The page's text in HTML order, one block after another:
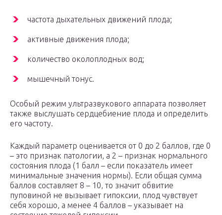
частота дыхательных движений плода;
активные движения плода;
количество околоплодных вод;
мышечный тонус.
Особый режим ультразвукового аппарата позволяет
также выслушать сердцебиение плода и определить
его частоту.
Каждый параметр оценивается от 0 до 2 баллов, где 0
– это признак патологии, а 2 – признак нормального
состояния плода (1 балл – если показатель имеет
минимальные значения нормы). Если общая сумма
баллов составляет 8 – 10, то значит обвитие
пуповиной не вызывает гипоксии, плод чувствует
себя хорошо, а менее 4 баллов – указывает на